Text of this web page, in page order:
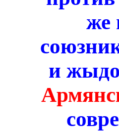
же
и